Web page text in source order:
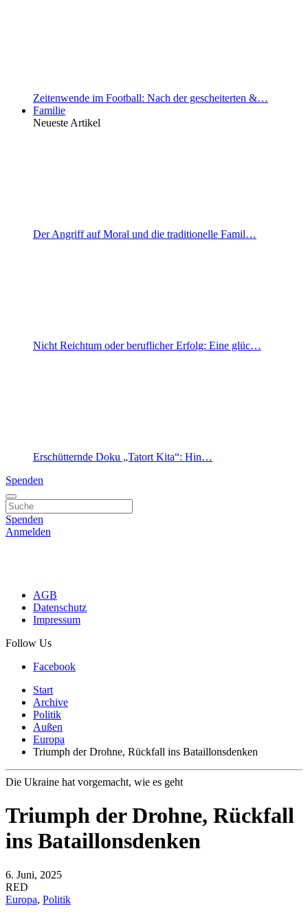
Zeitenwende im Football: Nach der gescheiterten &…
Familie
Neueste Artikel
Der Angriff auf Moral und die traditionelle Famil…
Nicht Reichtum oder beruflicher Erfolg: Eine glüc…
Erschütternde Doku „Tatort Kita“: Hin…
Spenden
Spenden
Anmelden
AGB
Datenschutz
Impressum
Follow Us
Facebook
Start
Archive
Politik
Außen
Europa
Triumph der Drohne, Rückfall ins Bataillonsdenken
Die Ukraine hat vorgemacht, wie es geht
Triumph der Drohne, Rückfall
ins Bataillonsdenken
6. Juni, 2025
RED
Europa, Politik